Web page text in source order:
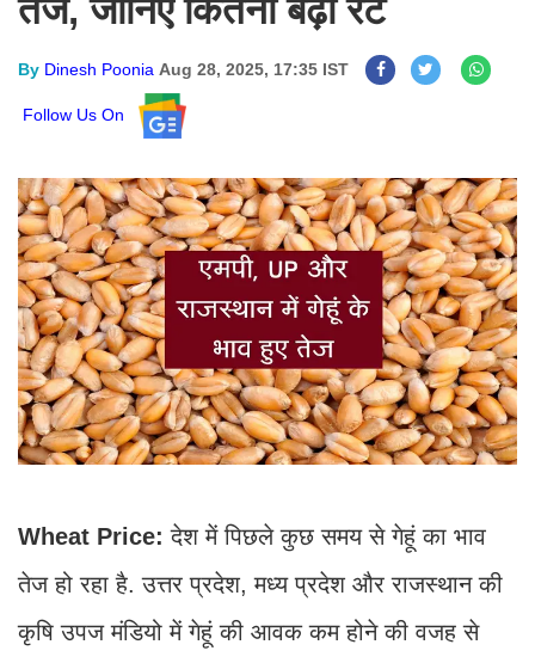
तेज, जानिए कितना बढ़ा रेट
By Dinesh Poonia Aug 28, 2025, 17:35 IST
Follow Us On
Wheat Price: देश में पिछले कुछ समय से गेहूं का भाव
तेज हो रहा है. उत्तर प्रदेश, मध्य प्रदेश और राजस्थान की
कृषि उपज मंडियो में गेहूं की आवक कम होने की वजह से